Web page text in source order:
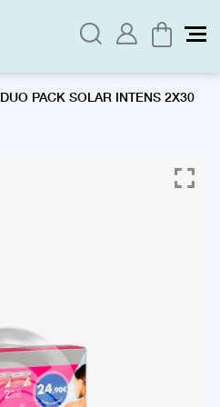
DUO PACK SOLAR INTENS 2X30